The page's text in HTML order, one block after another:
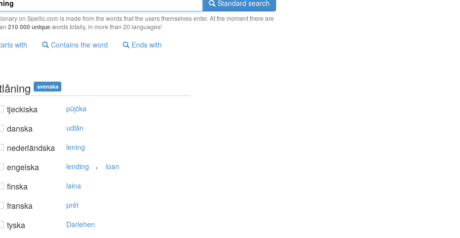
Standard search
on Spellic.com is made from the words that the users themselves enter. At the moment there are
210 000 uniquewords totally, in more than 20 languages!
with Contains the word Ends with
svenska
tjeckiska půjčka
danska udlån
nederländska lening
engelska lending , loan
finska laina
franska prêt
tyska Darlehen